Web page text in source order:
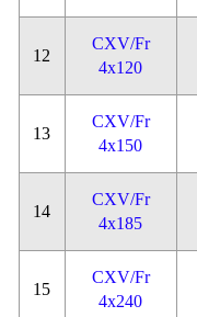
12
CXV/Fr
4x120
13
CXV/Fr
4x150
14
CXV/Fr
4x185
15
CXV/Fr
4x240